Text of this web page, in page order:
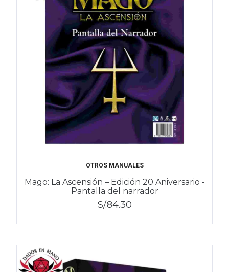
OTROS MANUALES
Mago: La Ascensión – Edición 20 Aniversario -
Pantalla del narrador
S/.84.30